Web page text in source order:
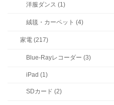
洋服ダンス (1)
絨毯・カーペット (4)
家電 (217)
Blue-Rayレコーダー (3)
iPad (1)
SDカード (2)